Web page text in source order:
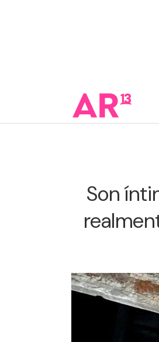
Son